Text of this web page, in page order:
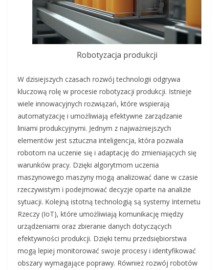
Robotyzacja produkcji
W dzisiejszych czasach rozwój technologii odgrywa
kluczową rolę w procesie robotyzacji produkcji. Istnieje
wiele innowacyjnych rozwiązań, które wspierają
automatyzację i umożliwiają efektywne zarządzanie
liniami produkcyjnymi. Jednym z najważniejszych
elementów jest sztuczna inteligencja, która pozwala
robotom na uczenie się i adaptację do zmieniających się
warunków pracy. Dzięki algorytmom uczenia
maszynowego maszyny mogą analizować dane w czasie
rzeczywistym i podejmować decyzje oparte na analizie
sytuacji. Kolejną istotną technologią są systemy Internetu
Rzeczy (IoT), które umożliwiają komunikację między
urządzeniami oraz zbieranie danych dotyczących
efektywności produkcji. Dzięki temu przedsiębiorstwa
mogą lepiej monitorować swoje procesy i identyfikować
obszary wymagające poprawy. Również rozwój robotów